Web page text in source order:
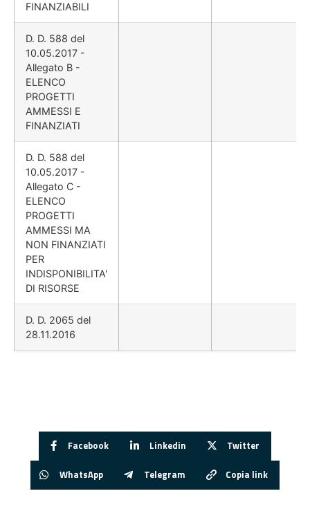
FINANZIABILI
D. D. 588 del
10.05.2017 -
Allegato B -
ELENCO
PROGETTI
AMMESSI E
FINANZIATI
D. D. 588 del
10.05.2017 -
Allegato C -
ELENCO
PROGETTI
AMMESSI MA
NON FINANZIATI
PER
INDISPONIBILITA'
DI RISORSE
D. D. 2065 del
28.11.2016
Facebook Linkedin Twitter
WhatsApp Telegram Copia link